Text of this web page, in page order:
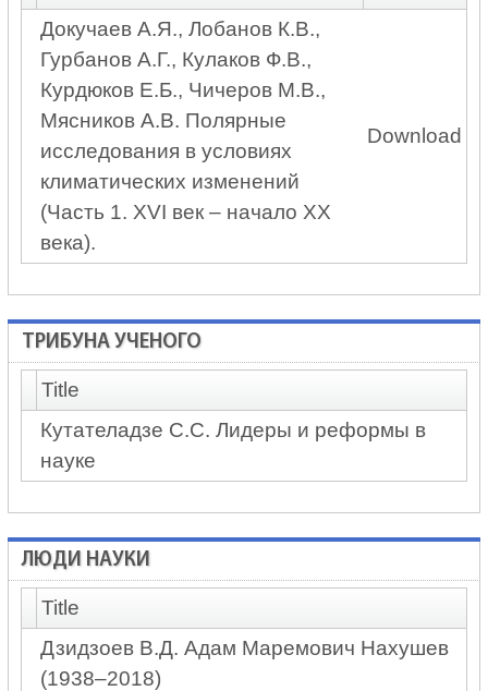
Докучаев А.Я., Лобанов К.В.,
Гурбанов А.Г., Кулаков Ф.В.,
Курдюков Е.Б., Чичеров М.В.,
Мясников А.В. Полярные
исследования в условиях
климатических изменений
(Часть 1. XVI век – начало XX
века).
Download
ТРИБУНА УЧЕНОГО
Title
Кутателадзе С.С. Лидеры и реформы в
науке
ЛЮДИ НАУКИ
Title
Дзидзоев В.Д. Адам Маремович Нахушев
(1938–2018)